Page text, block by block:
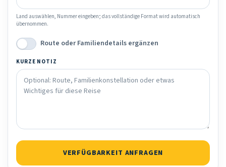
Land auswählen, Nummer eingeben; das vollständige Format wird automatisch
übernommen.
Route oder Familiendetails ergänzen
KURZE NOTIZ
VERFÜGBARKEIT ANFRAGEN